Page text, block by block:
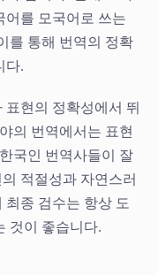
어를 모국어로 쓰는
를 통해 번역의 정확
다.
현의 정확성에서 뛰
의 번역에서는 표현
국인 번역사들이 잘
적절성과 자연스러
종 검수는 항상 도
것이 좋습니다.